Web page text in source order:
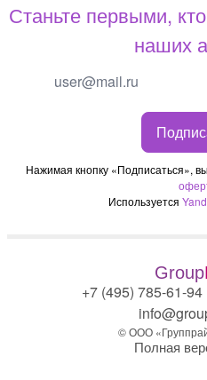
Станьте первыми,
наших
Нажимая кнопку «Подписаться»,
Используется
Group
+7 (495) 785-61-
© ООО
Полная